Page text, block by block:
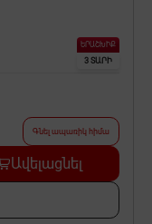
ԵՐԱՇԽԻՔ
3 ՏԱՐԻ
Գնել ապառիկ հիմա
Ավելացնել